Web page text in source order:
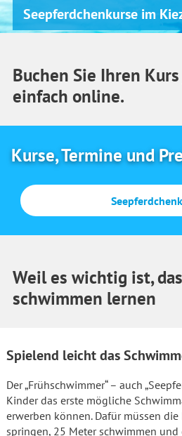
Seepferdchenkurse im
Buchen Sie Ihren
einfach online.
Kurse, Termine und
Weil es wichtig ist,
schwimmen lernen
Spielend leicht das
Der „Frühschwimmer“ – auch
Kinder das erste mögliche
erwerben können. Dafür müssen
springen, 25 Meter schwimmen und